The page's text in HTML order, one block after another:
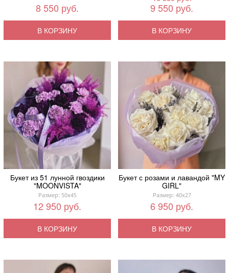
8 550 руб.
В КОРЗИНУ
9 550 руб.
В КОРЗИНУ
Букет из 51 лунной гвоздики
"MOONVISTA"
Размер: 50x45
12 950 руб.
В КОРЗИНУ
Букет с розами и лавандой "MY
GIRL"
Размер: 40x27
6 950 руб.
В КОРЗИНУ